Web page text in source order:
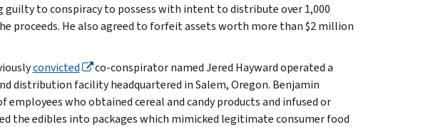
guilty to conspiracy to possess with intent to distribute over 1,000
proceeds. He also agreed to forfeit assets worth more than $2 million
convicted
co-conspirator named Jered Hayward operated a
distribution facility headquartered in Salem, Oregon. Benjamin
who obtained cereal and candy products and infused or
the edibles into packages which mimicked legitimate consumer food